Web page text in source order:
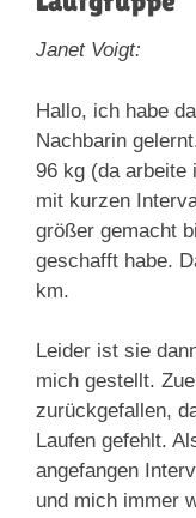
Janet Voigt:
Hallo, ich habe
Nachbarin
96 kg (da arbeite
mit kurzen
größer gemacht
geschafft habe.
km.
Leider ist sie
mich gestellt.
zurückgefallen,
Laufen gefehlt.
angefangen
und mich immer